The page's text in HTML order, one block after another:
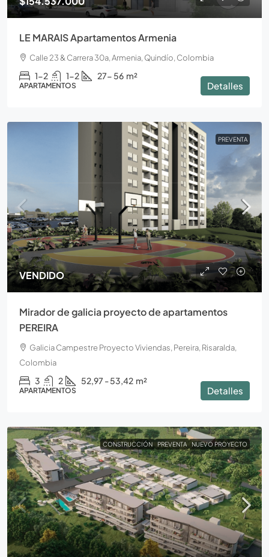
LE MARAIS Apartamentos Armenia
Calle 23 & Carrera 30a, Armenia, Quindío, Colombia
1-2 1-2 27- 56 m²
APARTAMENTOS Detalles
PREVENTA
VENDIDO
Mirador de galicia proyecto de apartamentos
PEREIRA
Galicia Campestre Proyecto Viviendas, Pereira, Risaralda,
Colombia
3 2 52,97 - 53,42 m²
APARTAMENTOS Detalles
CONSTRUCCIÓN PREVENTA NUEVO PROYECTO